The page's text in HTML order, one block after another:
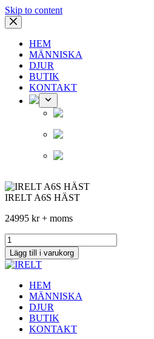
Skip to content
HEM
MÄNNISKA
DJUR
BUTIK
KONTAKT
IRELT A6S HÄST
24995 kr+ moms
IRELT
A6S
HÄST
mängd
Lägg till i varukorg
HEM
MÄNNISKA
DJUR
BUTIK
KONTAKT